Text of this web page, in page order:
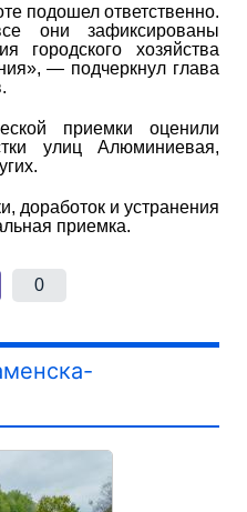
подошел ответственно.
они зафиксированы
городского хозяйства
— подчеркнул глава
приемки оценили
улиц Алюминиевая,
доработок и устранения
приемка.
0